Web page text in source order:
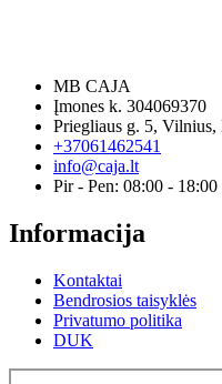
MB CAJA
Įmones k. 304069370
Priegliaus g. 5, Vilnius,
+37061462541
info@caja.lt
Pir - Pen: 08:00 - 18:00
Informacija
Kontaktai
Bendrosios taisyklės
Privatumo politika
DUK